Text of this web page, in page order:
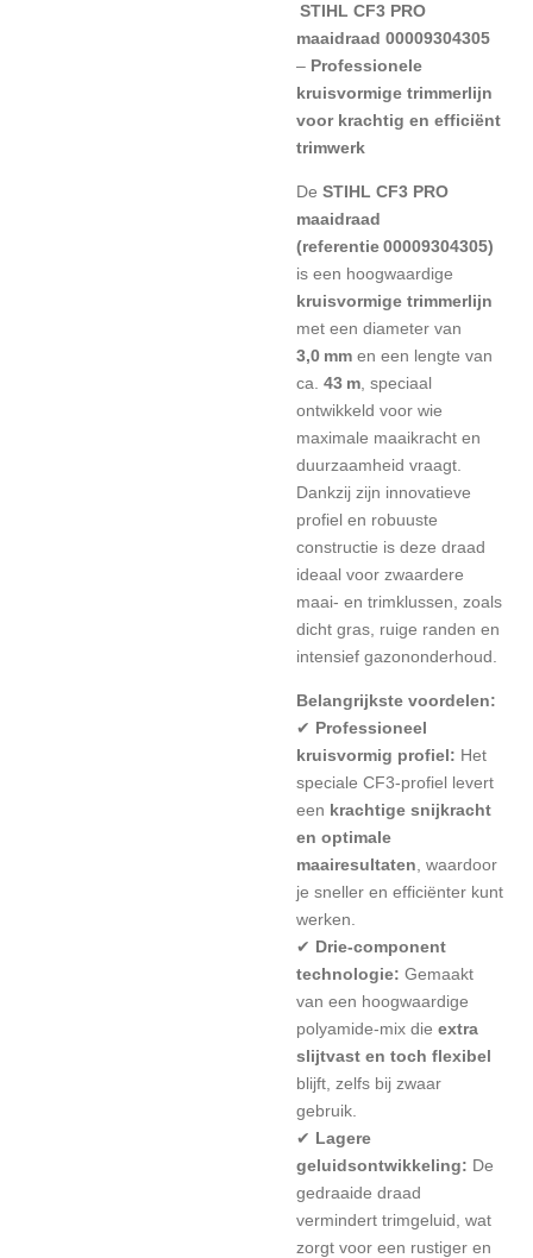
STIHL CF3 PRO
maaidraad 00009304305
– Professionele
kruisvormige trimmerlijn
voor krachtig en efficiënt
trimwerk
De STIHL CF3 PRO
maaidraad
(referentie 00009304305)
is een hoogwaardige
kruisvormige trimmerlijn
met een diameter van
3,0 mm en een lengte van
ca. 43 m , speciaal
ontwikkeld voor wie
maximale maaikracht en
duurzaamheid vraagt.
Dankzij zijn innovatieve
profiel en robuuste
constructie is deze draad
ideaal voor zwaardere
maai‑ en trimklussen, zoals
dicht gras, ruige randen en
intensief gazononderhoud.
Belangrijkste voordelen:
✔ Professioneel
kruisvormig profiel: Het
speciale CF3‑profiel levert
een krachtige snijkracht
en optimale
maairesultaten , waardoor
je sneller en efficiënter kunt
werken.
✔ Drie‑component
technologie: Gemaakt
van een hoogwaardige
polyamide‑mix die extra
slijtvast en toch flexibel
blijft, zelfs bij zwaar
gebruik.
✔ Lagere
geluidsontwikkeling: De
gedraaide draad
vermindert trimgeluid, wat
zorgt voor een rustiger en